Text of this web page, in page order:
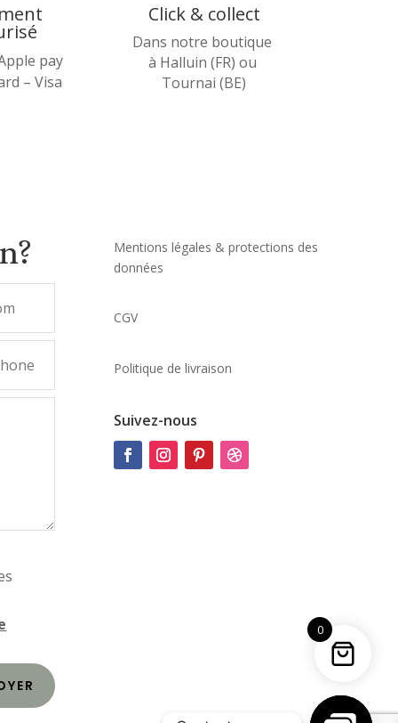
pay
– Visa
Click & collect
Dans notre boutique
à Halluin (FR) ou
Tournai (BE)
Mentions légales & protections des
données
CGV
Politique de livraison
Suivez-nous
0